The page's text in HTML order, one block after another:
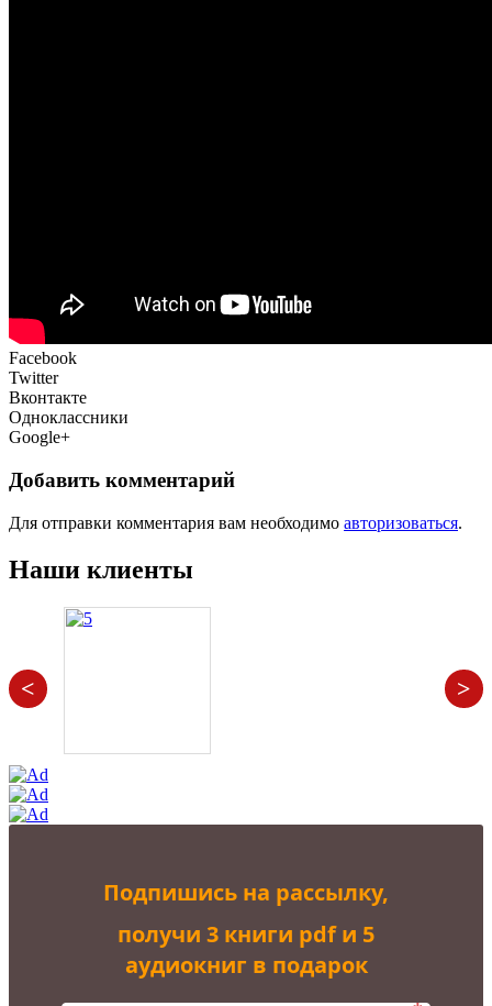
Facebook
Twitter
Вконтакте
Одноклассники
Google+
Добавить комментарий
Для отправки комментария вам необходимо авторизоваться.
Наши клиенты
< >
Подпишись на рассылку,
получи 3 книги pdf и 5
аудиокниг в подарок